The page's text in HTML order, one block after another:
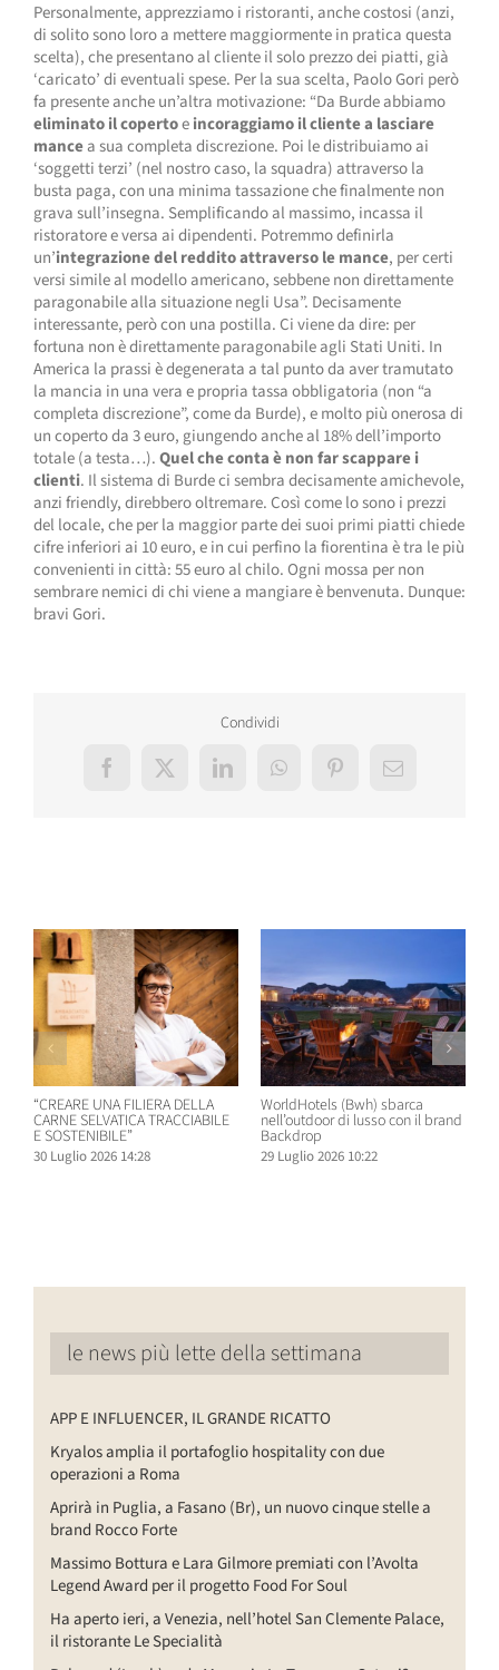
Personalmente, apprezziamo i ristoranti, anche costosi (anzi,
di solito sono loro a mettere maggiormente in pratica questa
scelta), che presentano al cliente il solo prezzo dei piatti, già
‘caricato’ di eventuali spese. Per la sua scelta, Paolo Gori però
fa presente anche un’altra motivazione: “Da Burde abbiamo
eliminato il copertoeincoraggiamo il cliente a lasciare
mancea sua completa discrezione. Poi le distribuiamo ai
‘soggetti terzi’ (nel nostro caso, la squadra) attraverso la
busta paga, con una minima tassazione che finalmente non
grava sull’insegna. Semplificando al massimo, incassa il
ristoratore e versa ai dipendenti. Potremmo definirla
un’integrazione del reddito attraverso le mance, per certi
versi simile al modello americano, sebbene non direttamente
paragonabile alla situazione negli Usa”. Decisamente
interessante, però con una postilla. Ci viene da dire: per
fortuna non è direttamente paragonabile agli Stati Uniti. In
America la prassi è degenerata a tal punto da aver tramutato
la mancia in una vera e propria tassa obbligatoria (non “a
completa discrezione”, come da Burde), e molto più onerosa di
un coperto da 3 euro, giungendo anche al 18% dell’importo
totale (a testa…).Quel che conta è non far scappare i
clienti. Il sistema di Burde ci sembra decisamente amichevole,
anzi friendly, direbbero oltremare. Così come lo sono i prezzi
del locale, che per la maggior parte dei suoi primi piatti chiede
cifre inferiori ai 10 euro, e in cui perfino la fiorentina è tra le più
convenienti in città: 55 euro al chilo. Ogni mossa per non
sembrare nemici di chi viene a mangiare è benvenuta. Dunque:
bravi Gori.
Condividi
Facebook
X LinkedInWhatsAppPinterestEmail
“CREARE UNA FILIERA DELLA
CARNE SELVATICA TRACCIABILE
E SOSTENIBILE”
30 Luglio 2026 14:28
WorldHotels (Bwh) sbarca
nell’outdoor di lusso con il brand
Backdrop
29 Luglio 2026 10:22
le news più lette della settimana
APP E INFLUENCER, IL GRANDE RICATTO
Kryalos amplia il portafoglio hospitality con due
operazioni a Roma
Aprirà in Puglia, a Fasano (Br), un nuovo cinque stelle a
brand Rocco Forte
Massimo Bottura e Lara Gilmore premiati con l’Avolta
Legend Award per il progetto Food For Soul
Ha aperto ieri, a Venezia, nell’hotel San Clemente Palace,
il ristorante Le Specialità